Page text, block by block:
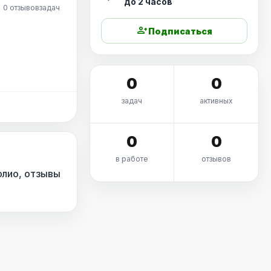
0 отзывовзадач
отзывы
person_addПодписаться
0
задач
0
активных
0
в работе
0
отзывов